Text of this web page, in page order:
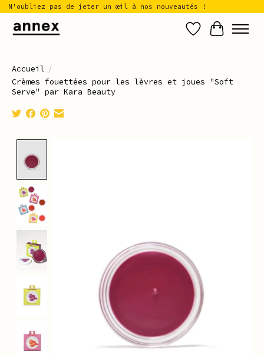
N'oubliez pas de jeter un œil à nos nouveautés !
Liste de
Panier
Accueil /
Crèmes fouettées pour les lèvres et joues "Soft
Serve" par Kara Beauty